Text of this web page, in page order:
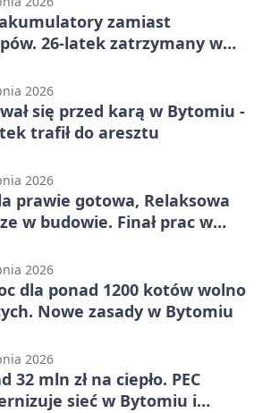
zamiast
26-latek zatrzymany w
2026
się przed karą w Bytomiu -
trafił do aresztu
2026
prawie gotowa, Relaksowa
w budowie. Finał prac w
2026
dla ponad 1200 kotów wolno
Nowe zasady w Bytomiu
2026
32 mln zł na ciepło. PEC
sieć w Bytomiu i